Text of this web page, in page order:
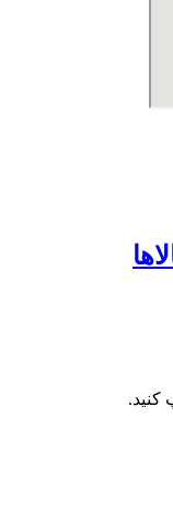
کنید.